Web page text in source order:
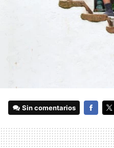
Sin comentarios